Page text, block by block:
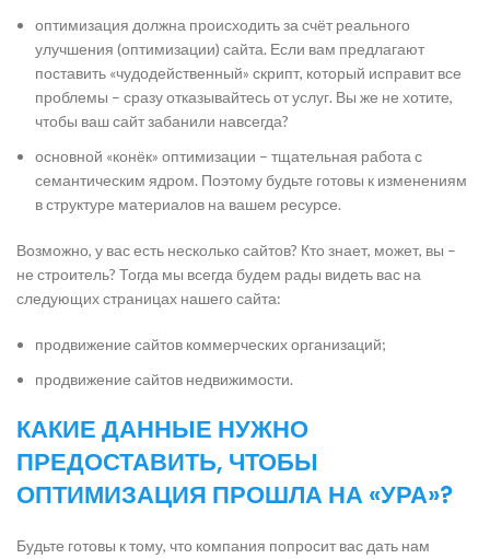
оптимизация должна происходить за счёт реального
улучшения (оптимизации) сайта. Если вам предлагают
поставить «чудодейственный» скрипт, который исправит все
проблемы – сразу отказывайтесь от услуг. Вы же не хотите,
чтобы ваш сайт забанили навсегда?
основной «конёк» оптимизации – тщательная работа с
семантическим ядром. Поэтому будьте готовы к изменениям
в структуре материалов на вашем ресурсе.
Возможно, у вас есть несколько сайтов? Кто знает, может, вы –
не строитель? Тогда мы всегда будем рады видеть вас на
следующих страницах нашего сайта:
продвижение сайтов коммерческих организаций;
продвижение сайтов недвижимости.
КАКИЕ ДАННЫЕ НУЖНО
ПРЕДОСТАВИТЬ, ЧТОБЫ
ОПТИМИЗАЦИЯ ПРОШЛА НА «УРА»?
Будьте готовы к тому, что компания попросит вас дать нам